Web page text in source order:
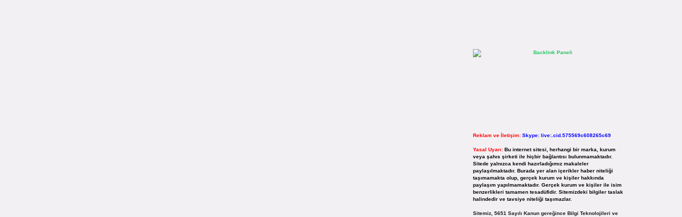
Reklam ve İletişim: Skype: live:.cid.575569c608265c69
Yasal Uyarı: Bu internet sitesi, herhangi bir marka, kurum
veya şahıs şirketi ile hiçbir bağlantısı bulunmamaktadır.
Sitede yalnızca kendi hazırladığımız makaleler
paylaşılmaktadır. Burada yer alan içerikler haber niteliği
taşımamakta olup, gerçek kurum ve kişiler hakkında
paylaşım yapılmamaktadır. Gerçek kurum ve kişiler ile isim
benzerlikleri tamamen tesadüfidir. Sitemizdeki bilgiler taslak
halindedir ve tavsiye niteliği taşımazlar.
Sitemiz, 5651 Sayılı Kanun gereğince Bilgi Teknolojileri ve